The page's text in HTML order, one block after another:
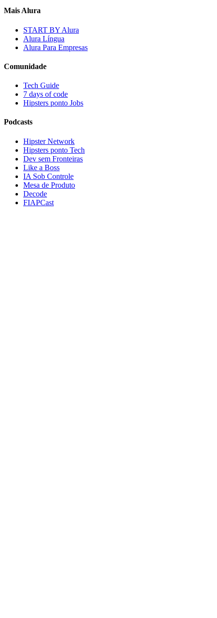
Mais Alura
START BY Alura
Alura Língua
Alura Para Empresas
Comunidade
Tech Guide
7 days of code
Hipsters ponto Jobs
Podcasts
Hipster Network
Hipsters ponto Tech
Dev sem Fronteiras
Like a Boss
IA Sob Controle
Mesa de Produto
Decode
FIAPCast